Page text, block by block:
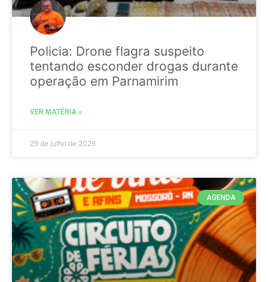
Policia: Drone flagra suspeito
tentando esconder drogas durante
operação em Parnamirim
VER MATÉRIA »
29 de julho de 2026
AGENDA